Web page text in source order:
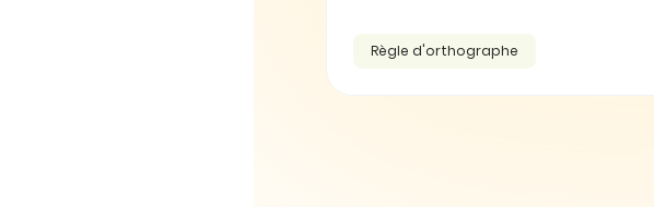
Règle d'orthographe